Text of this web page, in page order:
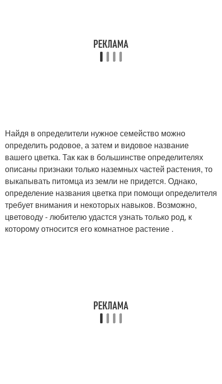
Найдя в определители нужное семейство можно
определить родовое, а затем и видовое название
вашего цветка. Так как в большинстве определителях
описаны признаки только наземных частей растения, то
выкапывать питомца из земли не придется. Однако,
определение названия цветка при помощи определителя
требует внимания и некоторых навыков. Возможно,
цветоводу - любителю удастся узнать только род, к
которому относится его комнатное растение .